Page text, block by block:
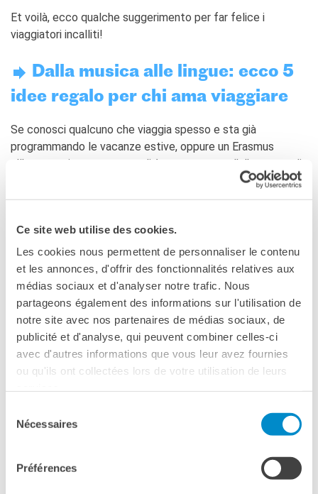
Ce site web utilise des cookies.
Les cookies nous permettent de personnaliser le contenu
et les annonces, d'offrir des fonctionnalités relatives aux
médias sociaux et d'analyser notre trafic. Nous
partageons également des informations sur l'utilisation de
notre site avec nos partenaires de médias sociaux, de
publicité et d'analyse, qui peuvent combiner celles-ci
avec d'autres informations que vous leur avez fournies
ou qu'ils ont collectées lors de votre utilisation de leurs
Nécessaires
Préférences
RECHERCHER
Et voilà, ecco qualche suggerimento per far felice i
viaggiatori incalliti!
Dalla musica alle lingue: ecco 5
idee regalo per chi ama viaggiare
Se conosci qualcuno che viaggia spesso e sta già
programmando le vacanze estive, oppure un Erasmus
all’estero, sicuramente gradirà trovare sotto l’albero uno di
Chi viaggia spesso e per lunghe tratte, sa quant’è
importante la cancellazione del rumore, soprattutto
quando si vuole approfittare del tempo di percorrenza per
migliorare la conoscenza di una lingua, ad esempio
guardando film, ascoltando audiolibri, podcast o
semplicemente della buona musica.
Un’ottima idea, quindi, è regalare delle cuffie che
permettano di isolare bene il rumore della turbina del
motore aereo e gli schiamazzi vari su treno e bus. Le più
DI VIAGGI